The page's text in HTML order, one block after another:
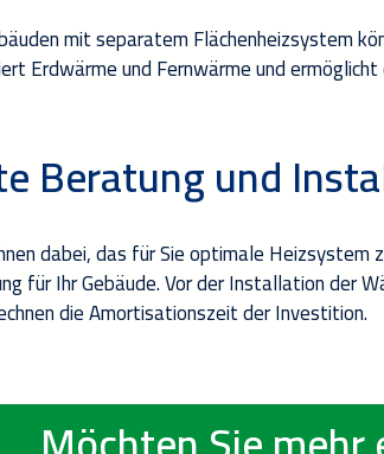
nmitseparatemFlächenheizsystem
ErdwärmeundFernwärmeundermöglicht
eBeratung und
dabei,dasfür Sie optimale Heizsystem
für Ihr Gebäude.VorderInstallation der
dieAmortisationszeitder Investition.